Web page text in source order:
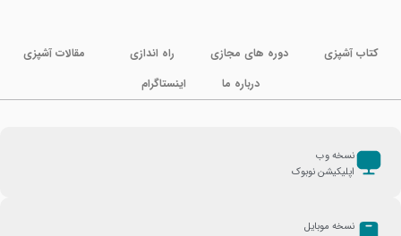
کتاب آشپزی دوره های مجازی راه اندازی
مقالات آشپزی
درباره ما
اینستاگرام
نسخه وب
اپلیکیشن نوبوک
نسخه موبایل